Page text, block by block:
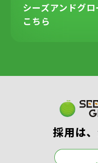
シーズアンドグロ
こちら
採⽤は